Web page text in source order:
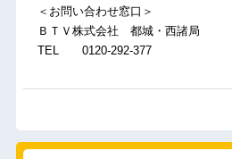
＜お問い合わせ窓口＞
ＢＴＶ株式会社 都城・西諸局
TEL 0120-292-377